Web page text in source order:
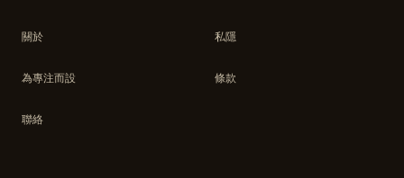
關於
為專注而設
聯絡
私隱
條款